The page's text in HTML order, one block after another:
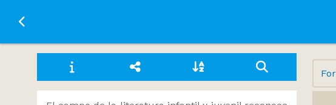
Ir a la página principal